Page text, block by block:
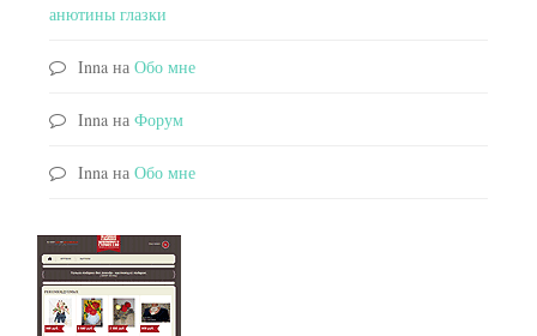
анютины глазки
Inna на Обо мне
Inna на Форум
Inna на Обо мне